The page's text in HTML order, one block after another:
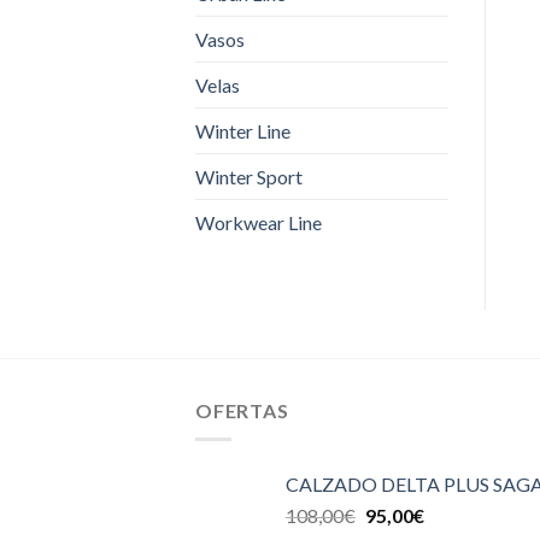
Vasos
Velas
Winter Line
Winter Sport
Workwear Line
OFERTAS
CALZADO DELTA PLUS
108,00€ 95,00€